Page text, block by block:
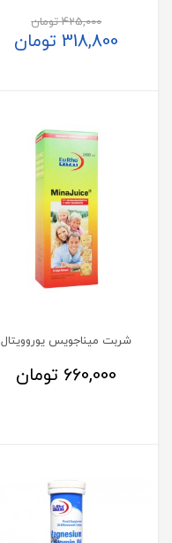
425,000تومان
318,800تومان
شربت میناجویس یوروویتال
660,000 تومان